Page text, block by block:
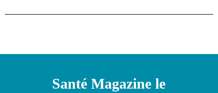
Santé Magazine le